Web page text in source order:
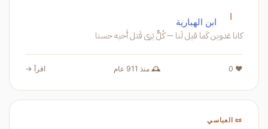
ا ابن الهبارية
كانا عَدوين كَما قيل لَنا — كُلٌّ يَرى قَتل أَخيه حسنا
❤️ 0 🕰️ منذ 911 عام اقرأ →
📜 العباسي